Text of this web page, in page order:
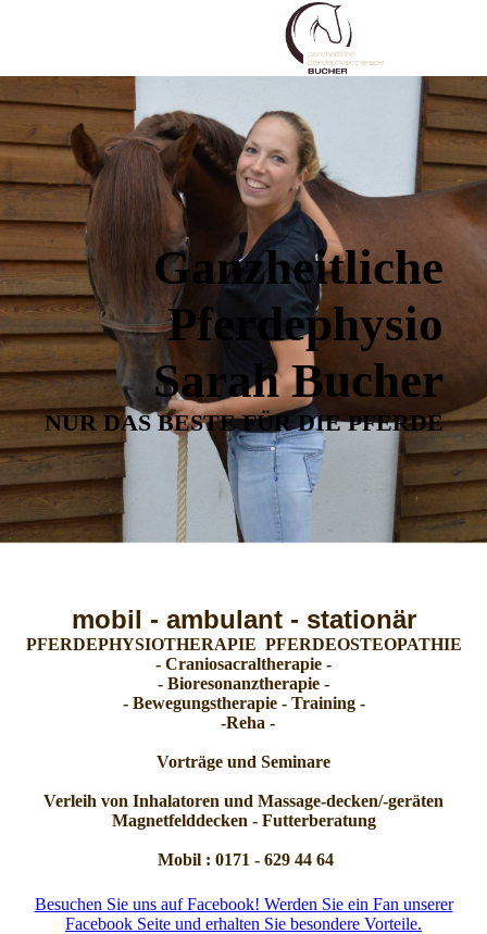
Ganzheitliche
Pferdephysio
Sarah Bucher
NUR DAS BESTE FÜR DIE PFERDE
mobil - ambulant - stationär
PFERDEPHYSIOTHERAPIE PFERDEOSTEOPATHIE
- Craniosacraltherapie -
- Bioresonanztherapie -
- Bewegungstherapie - Training -
-Reha -
Vorträge und Seminare
Verleih von Inhalatoren und Massage-decken/-geräten
Magnetfelddecken - Futterberatung
Mobil : 0171 - 629 44 64
Besuchen Sie uns auf Facebook! Werden Sie ein Fan unserer
Facebook Seite und erhalten Sie besondere Vorteile.